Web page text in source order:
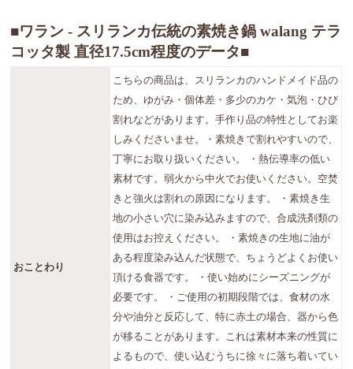
■ワラン - スリランカ伝統の素焼き鍋 walang テラ
コッタ製 直径17.5cm程度のデータ■
おことわり
こちらの商品は、スリランカのハンドメイド品の
ため、ゆがみ・個体差・多少のカケ・気泡・ひび
割れなどがあります。手作り品の特性としてお楽
しみくださいませ。・素焼きで割れやすいので、
丁寧にお取り扱いください。 ・熱伝導率の低い
素材です。弱火から中火でお使いください。空焚
きと強火は割れの原因になります。 ・素焼き生
地の小さい穴に染み込みますので、合成洗剤類の
使用はお控えください。 ・素焼きの生地に油が
ある程度染み込んだ状態で、ちょうどよくお使い
頂ける食器です。 ・使い始めにシーズニングが
必要です。 ・ご使用の初期段階では、食材の水
分や油分と反応して、特に赤土の場合、器から色
が移ることがあります。これは素材本来の性質に
よるもので、使い込むうちに徐々に落ち着いてい